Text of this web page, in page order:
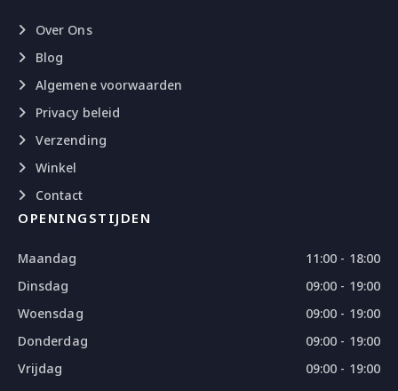
Over Ons
Blog
Algemene voorwaarden
Privacy beleid
Verzending
Winkel
Contact
OPENINGSTIJDEN
Maandag
11:00 - 18:00
Dinsdag
09:00 - 19:00
Woensdag
09:00 - 19:00
Donderdag
09:00 - 19:00
Vrijdag
09:00 - 19:00